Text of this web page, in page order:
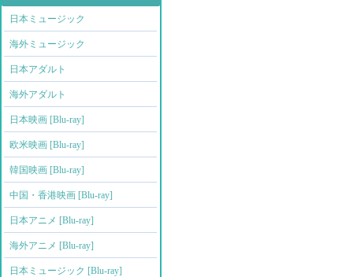
日本ミュージック
海外ミュージック
日本アダルト
海外アダルト
日本映画 [Blu-ray]
欧米映画 [Blu-ray]
韓国映画 [Blu-ray]
中国・香港映画 [Blu-ray]
日本アニメ [Blu-ray]
海外アニメ [Blu-ray]
日本ミュージック [Blu-ray]